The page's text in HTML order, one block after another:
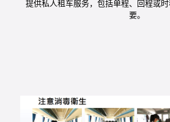
提供私人租车服务，包括单程、回程或
要。